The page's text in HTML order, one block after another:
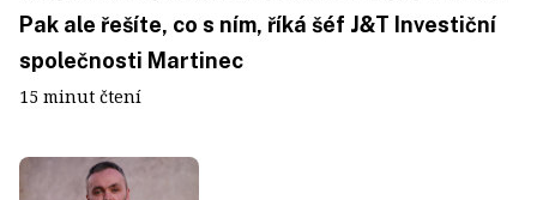
Pak ale řešíte, co s ním, říká šéf J&T Investiční
společnosti Martinec
15 minut čtení